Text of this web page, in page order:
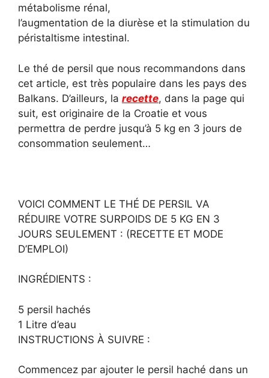
métabolisme rénal,
l’augmentation de la diurèse et la stimulation du
péristaltisme intestinal.
Le thé de persil que nous recommandons dans
cet article, est très populaire dans les pays des
Balkans. D’ailleurs, la recette, dans la page qui
suit, est originaire de la Croatie et vous
permettra de perdre jusqu’à 5 kg en 3 jours de
consommation seulement…
VOICI COMMENT LE THÉ DE PERSIL VA
RÉDUIRE VOTRE SURPOIDS DE 5 KG EN 3
JOURS SEULEMENT : (RECETTE ET MODE
D’EMPLOI)
INGRÉDIENTS :
5 persil hachés
1 Litre d’eau
INSTRUCTIONS À SUIVRE :
Commencez par ajouter le persil haché dans un